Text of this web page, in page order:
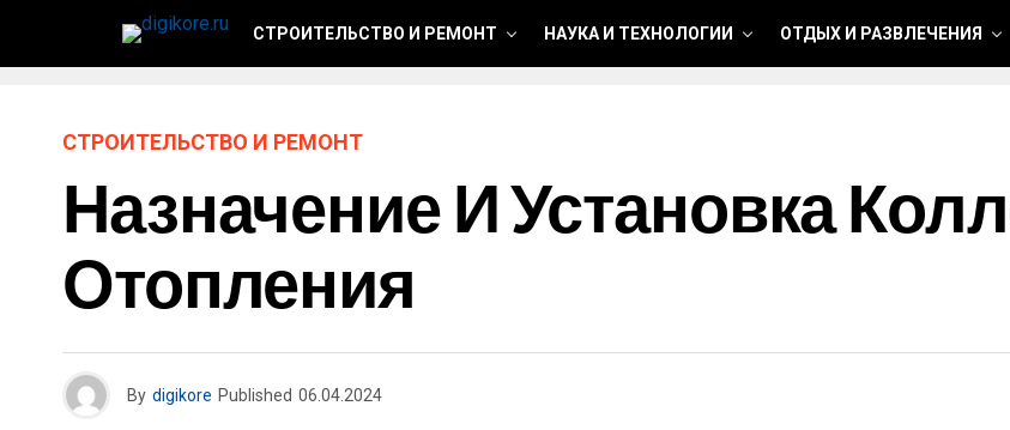
СТРОИТЕЛЬСТВО И РЕМОНТ НАУКА И ТЕХНОЛОГИИ ОТДЫХ И РАЗВЛЕЧЕНИЯ
СТРОИТЕЛЬСТВО И РЕМОНТ
Назначение И Установка
Отопления
By digikore Published 06.04.2024